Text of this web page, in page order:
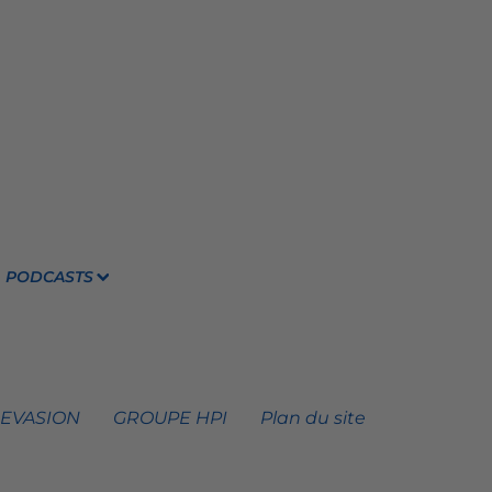
PODCASTS
GROUPE HPI Plan du site